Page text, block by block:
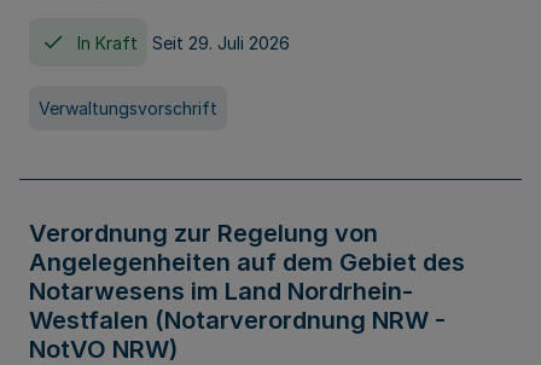
In Kraft Seit 29. Juli 2026
Verwaltungsvorschrift
Verordnung zur Regelung von
Angelegenheiten auf dem Gebiet des
Notarwesens im Land Nordrhein-
Westfalen (Notarverordnung NRW -
NotVO NRW)